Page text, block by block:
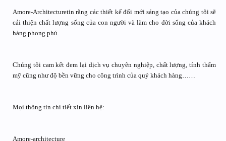
Amore-Architecturetin rằng các thiết kế đổi mới sáng tạo của chúng tôi sẽ
cải thiện chất lượng sống của con người và làm cho đời sống của khách
hàng phong phú.
Chúng tôi cam kết đem lại dịch vụ chuyên nghiệp, chất lượng, tính thẩm
mỹ cũng như độ bền vững cho công trình của quý khách hàng……
Mọi thông tin chi tiết xin liên hệ:
Amore-architecture